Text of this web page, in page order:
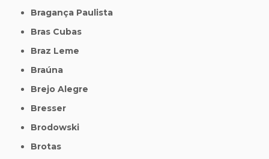
Bragança Paulista
Bras Cubas
Braz Leme
Braúna
Brejo Alegre
Bresser
Brodowski
Brotas